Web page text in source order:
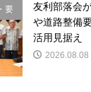
要
友利部落会
や道路整備
活用見据え
2026.08.08